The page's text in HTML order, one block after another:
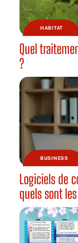
HABITAT
Quel
?
BUSINESS
Logiciels de
quels sont